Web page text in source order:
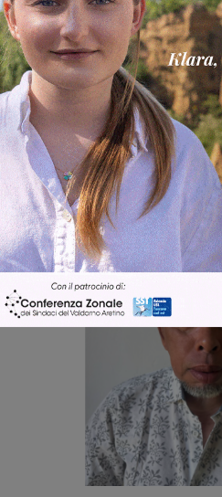
Articolo precedente
Incidente in Vespa mentre scende da
Ostina, 68enne trasportato a Careggi
con il Pegaso
Ultime Notizie